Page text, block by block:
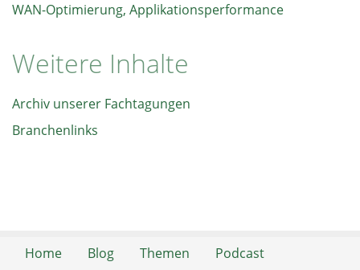
WAN-Optimierung, Applikationsperformance
Weitere Inhalte
Archiv unserer Fachtagungen
Branchenlinks
Home Blog Themen Podcast